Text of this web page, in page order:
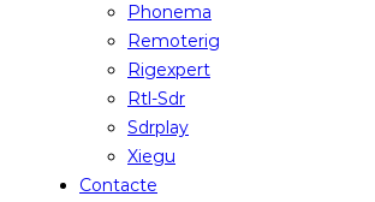
Phonema
Remoterig
Rigexpert
Rtl-Sdr
Sdrplay
Xiegu
Contacte